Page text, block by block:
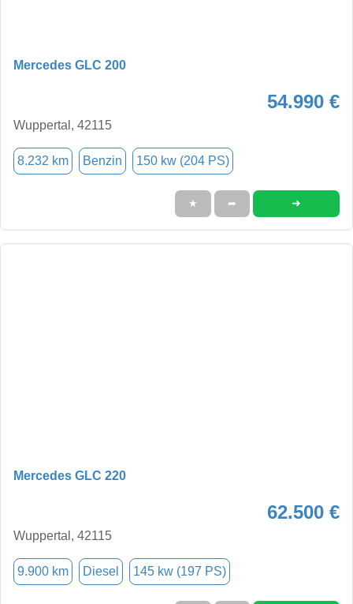
Mercedes GLC 200
54.990 €
Wuppertal, 42115
8.232 km Benzin 150 kw (204 PS)
★ ➦ ➜
Mercedes GLC 220
62.500 €
Wuppertal, 42115
9.900 km Diesel 145 kw (197 PS)